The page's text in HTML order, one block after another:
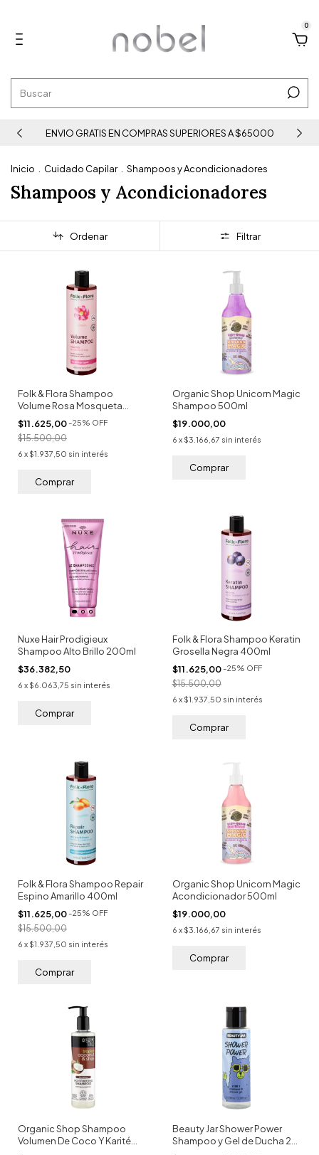
0
ENVIO GRATIS EN COMPRAS SUPERIORES A $65000
Inicio Cuidado Capilar Shampoos y Acondicionadores
Shampoos y Acondicionadores
Ordenar Filtrar
Folk & Flora Shampoo
Volume Rosa Mosqueta
400ml
$11.625,00-25% OFF
$15.500,00
6 x $1.937,50 sin interés
Organic Shop Unicorn Magic
Shampoo 500ml
$19.000,00
6 x $3.166,67 sin interés
Nuxe Hair Prodigieux
Shampoo Alto Brillo 200ml
$36.382,50
6 x $6.063,75 sin interés
Folk & Flora Shampoo Keratin
Grosella Negra 400ml
$11.625,00-25% OFF
$15.500,00
6 x $1.937,50 sin interés
Folk & Flora Shampoo Repair
Espino Amarillo 400ml
$11.625,00-25% OFF
$15.500,00
6 x $1.937,50 sin interés
Organic Shop Unicorn Magic
Acondicionador 500ml
$19.000,00
6 x $3.166,67 sin interés
Organic Shop Shampoo
Volumen De Coco Y Karité
Beauty Jar Shower Power
Shampoo y Gel de Ducha 2